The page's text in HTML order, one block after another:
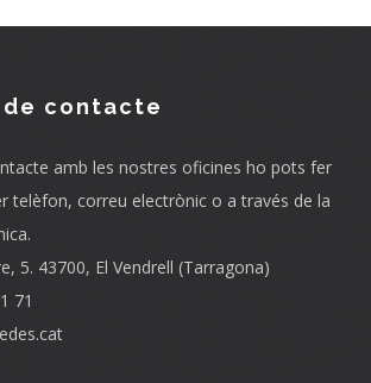
contacte
amb les nostres oficines ho pots fer
telèfon, correu electrònic o a través de la
5. 43700, El Vendrell (Tarragona)
71